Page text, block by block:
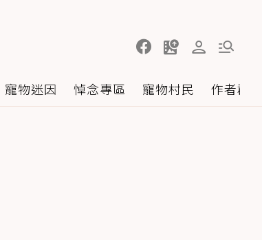
寵物迷因 悼念專區 寵物村民 作者群